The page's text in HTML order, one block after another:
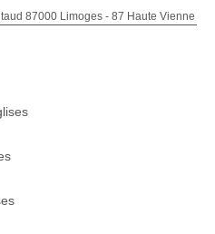
87000 Limoges - 87 Haute Vienne